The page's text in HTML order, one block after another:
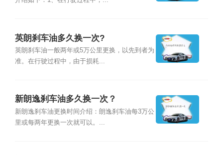
英朗刹车油多久换一次?
英朗刹车油一般两年或5万公里更换，以先到者为
准。在行驶过程中，由于损耗...
新朗逸刹车油多久换一次？
新朗逸刹车油更换时间介绍：朗逸刹车油每3万公
里或每两年更换一次就可以。...